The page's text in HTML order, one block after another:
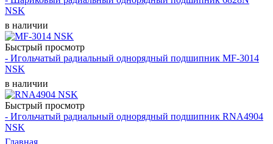
NSK
в наличии
Быстрый просмотр
- Игольчатый радиальный однорядный подшипник MF-3014
NSK
в наличии
Быстрый просмотр
- Игольчатый радиальный однорядный подшипник RNA4904
NSK
Главная